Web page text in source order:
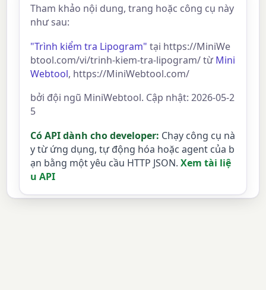
Tham khảo nội dung, trang hoặc công cụ này
như sau:
"Trình kiểm tra Lipogram" tại https://MiniWe
btool.com/vi/trinh-kiem-tra-lipogram/ từMini
Webtool, https://MiniWebtool.com/
bởi đội ngũ MiniWebtool. Cập nhật: 2026-05-2
5
Có API dành cho developer: Chạy công cụ nà
y từ ứng dụng, tự động hóa hoặc agent của b
ạn bằng một yêu cầu HTTP JSON. Xem tài liệ
u API